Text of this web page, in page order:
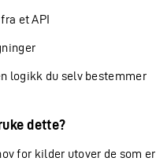
et API
logikk du selv bestemmer
dette?
for kilder utover de som er